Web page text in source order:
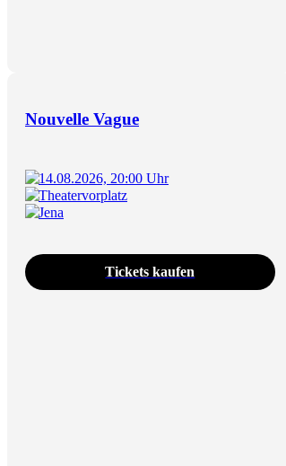
Nouvelle Vague
14.08.2026, 20:00 Uhr
Theatervorplatz
Jena
Tickets kaufen